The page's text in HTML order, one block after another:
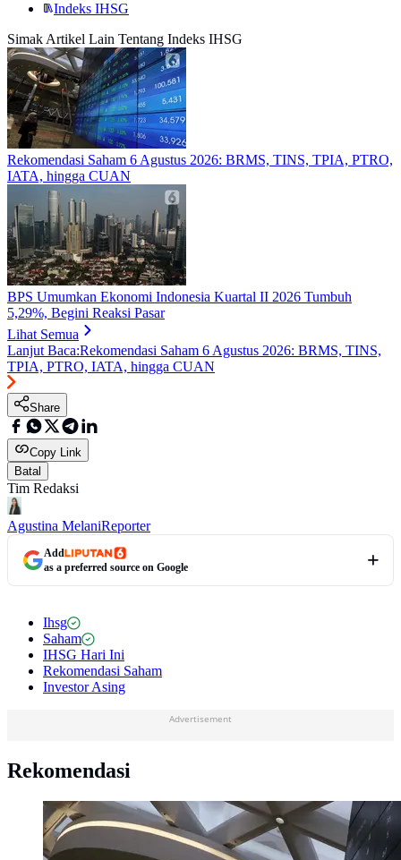
Indeks IHSG
Simak Artikel Lain Tentang Indeks IHSG
Rekomendasi Saham 6 Agustus 2026: BRMS, TINS, TPIA, PTRO,
IATA, hingga CUAN
BPS Umumkan Ekonomi Indonesia Kuartal II 2026 Tumbuh
5,29%, Begini Reaksi Pasar
Lihat Semua
Lanjut Baca:Rekomendasi Saham 6 Agustus 2026: BRMS, TINS,
TPIA, PTRO, IATA, hingga CUAN
Share
Copy Link
Batal
Tim Redaksi
Agustina MelaniReporter
Add
as a preferred source on Google
Ihsg
Saham
IHSG Hari Ini
Rekomendasi Saham
Investor Asing
Advertisement
Rekomendasi